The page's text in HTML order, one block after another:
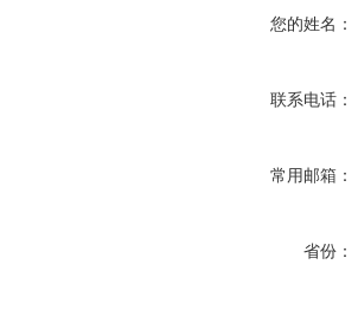
您的姓名：
联系电话：
常用邮箱：
省份：